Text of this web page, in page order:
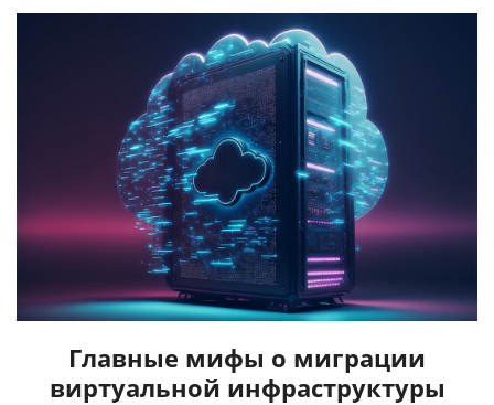
Главные мифы о миграции
виртуальной инфраструктуры